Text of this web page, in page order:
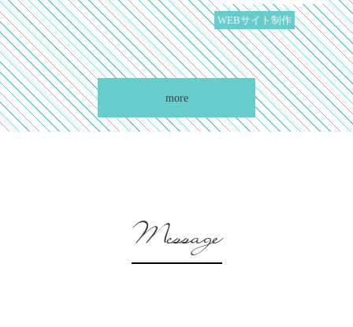
WEBサイト制作
more
Message